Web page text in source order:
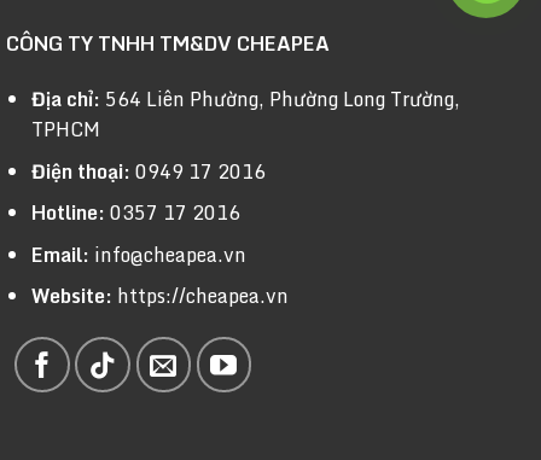
CÔNG TY TNHH TM&DV CHEAPEA
Địa chỉ: 564 Liên Phường, Phường Long Trường,
TPHCM
Điện thoại:0949 17 2016
Hotline:0357 17 2016
Email: info@cheapea.vn
Website: https://cheapea.vn